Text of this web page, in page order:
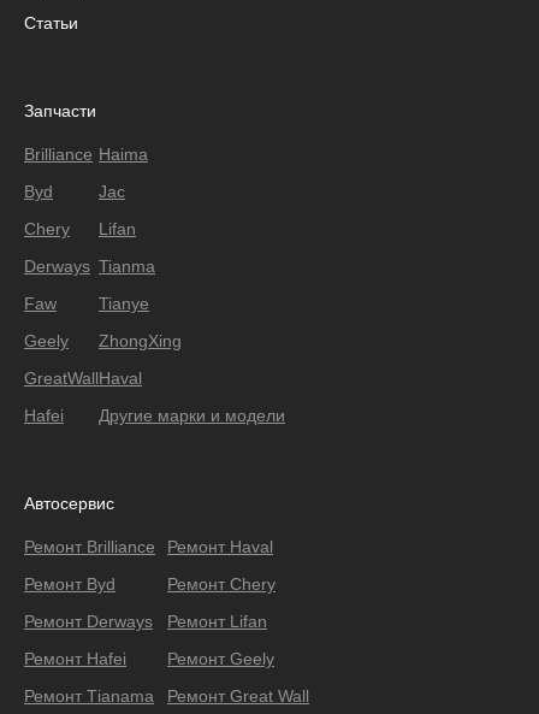
Статьи
Запчасти
Brilliance
Byd
Chery
Derways
Faw
Geely
GreatWall
Hafei
Haima
Jac
Lifan
Tianma
Tianye
ZhongXing
Haval
Другие марки и модели
Автосервис
Ремонт Brilliance
Ремонт Byd
Ремонт Derways
Ремонт Hafei
Ремонт Тianama
Ремонт Haval
Ремонт Chery
Ремонт Lifan
Ремонт Geely
Ремонт Great Wall